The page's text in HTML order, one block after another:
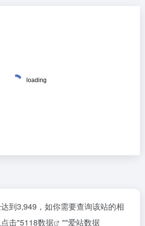
到3,949，如你需要查询该站的相
击"5118数据 ""爱站数据